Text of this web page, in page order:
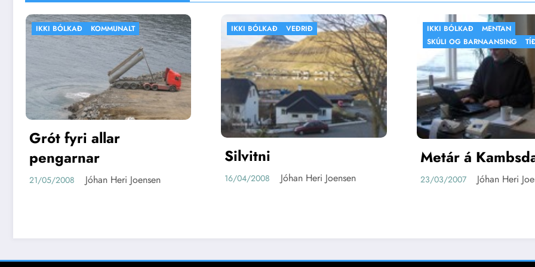
Joensen
IKKI BÓLKAÐ VEÐRIÐ
16/04/2008 Jóhan Heri Joensen
IKKI BÓLKAÐ
MENTAN
SKÚLI OG BARNAANSING
TÍÐINDI
Metár á Kambsdali
23/03/2007 Jóhan Heri Joensen
ÍF